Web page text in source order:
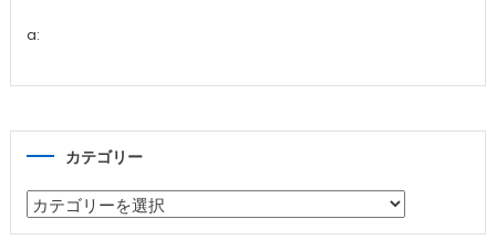
a:
カテゴリー
カ
テ